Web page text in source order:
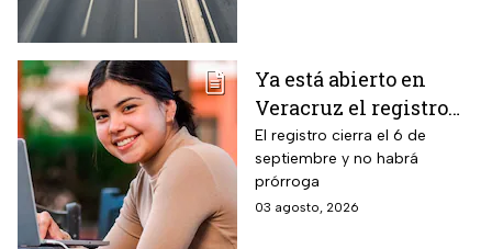
sanción de miles de pesos.
Ya está abierto en
Veracruz el registro
para becas de hasta
$3,000 pesos para
estudiantes de todos
los niveles: fecha
El registro cierra el 6 de
septiembre y no habrá
prórroga
03 agosto, 2026